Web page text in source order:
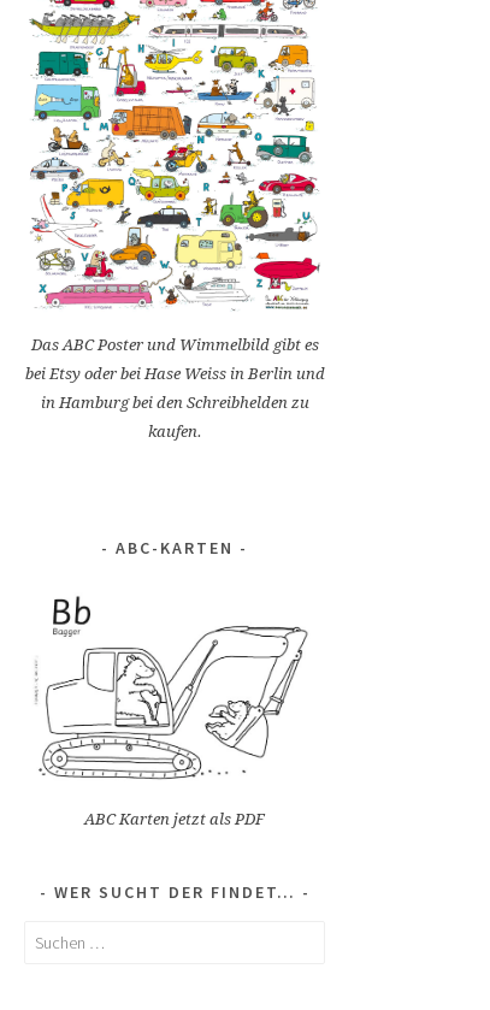
Das ABC Poster und Wimmelbild gibt es
bei Etsy oder bei Hase Weiss in Berlin und
in Hamburg bei den Schreibhelden zu
kaufen.
ABC-KARTEN
ABC Karten jetzt als PDF
WER SUCHT DER FINDET…
Suchen